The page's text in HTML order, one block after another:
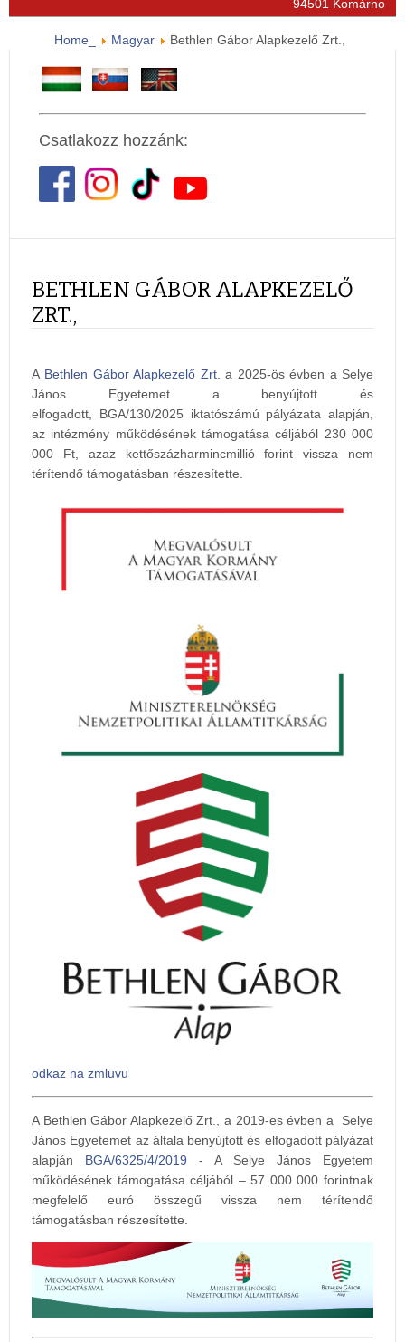
94501 Komárno
Home_ Magyar Bethlen Gábor Alapkezelő Zrt.,
Csatlakozz hozzánk:
BETHLEN GÁBOR ALAPKEZELŐ
ZRT.,
A Bethlen Gábor Alapkezelő Zrt. a 2025-ös évben a Selye
János Egyetemet a benyújtott és
elfogadott, BGA/130/2025 iktatószámú pályázata alapján,
az intézmény működésének támogatása céljából 230 000
000 Ft, azaz kettőszázharmincmillió forint vissza nem
térítendő támogatásban részesítette.
odkaz na zmluvu
A Bethlen Gábor Alapkezelő Zrt., a 2019-es évben a Selye
János Egyetemet az általa benyújtott és elfogadott pályázat
alapján BGA/6325/4/2019 - A Selye János Egyetem
működésének támogatása céljából – 57 000 000 forintnak
megfelelő euró összegű vissza nem térítendő
támogatásban részesítette.